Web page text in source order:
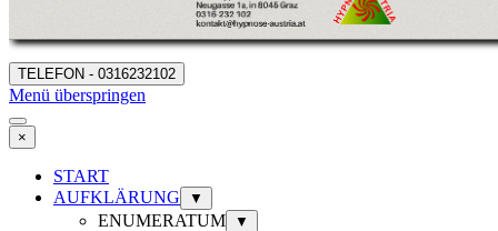
TELEFON - 0316232102
Menü überspringen
×
START
AUFKLÄRUNG
▼
ENUMERATUM ▼